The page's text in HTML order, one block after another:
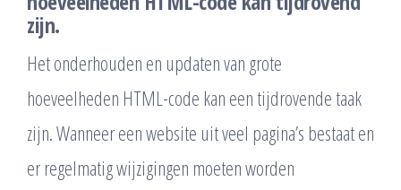
zijn.
Het onderhouden en updaten van grote
hoeveelheden HTML-code kan een tijdrovende taak
zijn. Wanneer een website uit veel pagina’s bestaat en
er regelmatig wijzigingen moeten worden